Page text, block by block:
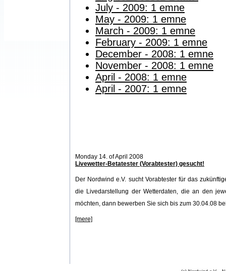
July - 2009: 1 emne
May - 2009: 1 emne
March - 2009: 1 emne
February - 2009: 1 emne
December - 2008: 1 emne
November - 2008: 1 emne
April - 2008: 1 emne
April - 2007: 1 emne
Monday 14. of April 2008
Livewetter-Betatester (Vorabtester) gesucht!
Der Nordwind e.V. sucht Vorabtester für das
die Livedarstellung der Wetterdaten, die an den
möchten, dann bewerben Sie sich bis zum 30.04.08
[mere]